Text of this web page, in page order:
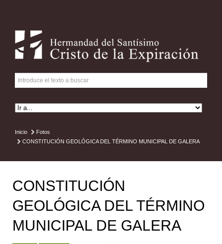
Inicio
Fotos
CONSTITUCIÓN GEOLÓGICA DEL TÉRMINO MUNICIPAL DE GALERA
CONSTITUCIÓN
GEOLÓGICA DEL TÉRMINO
MUNICIPAL DE GALERA